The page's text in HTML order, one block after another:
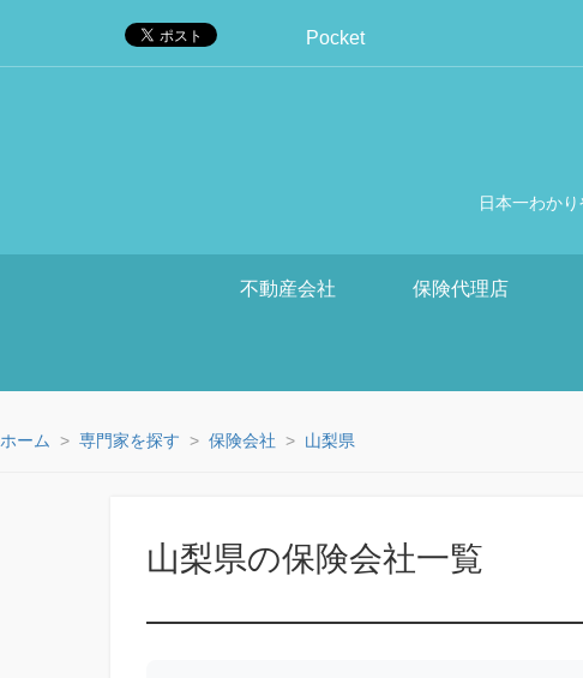
Pocket
日本一わか
不動産会社 保険代理店
ホーム 専門家を探す 保険会社 山梨県
山梨県の保険会社一覧